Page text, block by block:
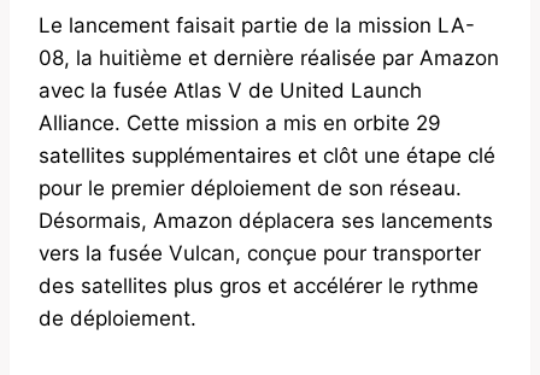
Le lancement faisait partie de la mission LA-
08, la huitième et dernière réalisée par Amazon
avec la fusée Atlas V de United Launch
Alliance. Cette mission a mis en orbite 29
satellites supplémentaires et clôt une étape clé
pour le premier déploiement de son réseau.
Désormais, Amazon déplacera ses lancements
vers la fusée Vulcan, conçue pour transporter
des satellites plus gros et accélérer le rythme
de déploiement.